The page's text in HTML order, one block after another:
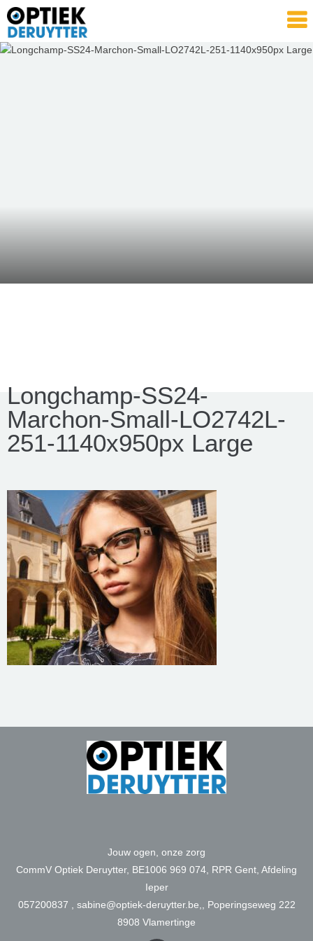
Longchamp-SS24-
Marchon-Small-LO2742L-
251-1140x950px Large
Jouw ogen, onze zorg
CommV Optiek Deruytter, BE1006 969 074, RPR Gent, Afdeling
Ieper
057200837 , sabine@optiek-deruytter.be,, Poperingseweg 222
8908 Vlamertinge